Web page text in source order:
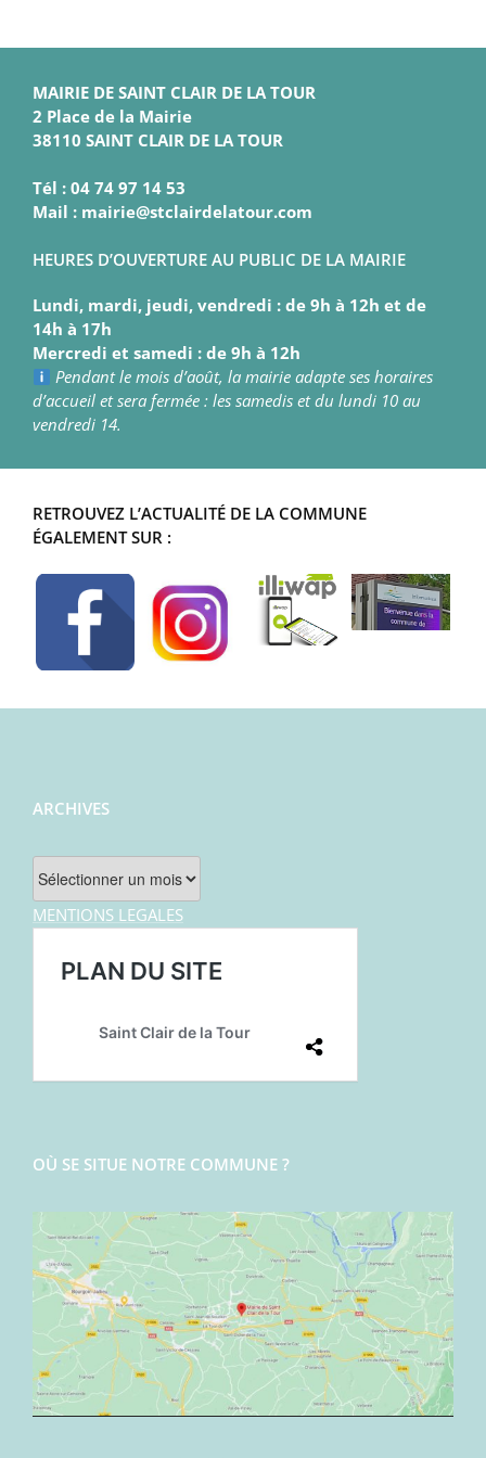
MAIRIE DE SAINT CLAIR DE LA TOUR
2 Place de la Mairie
38110 SAINT CLAIR DE LA TOUR
Tél : 04 74 97 14 53
Mail : mairie@stclairdelatour.com
HEURES D’OUVERTURE AU PUBLIC DE LA MAIRIE
Lundi, mardi, jeudi, vendredi : de 9h à 12h et de
14h à 17h
Mercredi et samedi : de 9h à 12h
Pendant le mois d’août, la mairie adapte ses horaires
d’accueil et sera fermée : les samedis et du lundi 10 au
vendredi 14.
RETROUVEZ L’ACTUALITÉ DE LA COMMUNE
ÉGALEMENT SUR :
ARCHIVES
Archives
MENTIONS LEGALES
OÙ SE SITUE NOTRE COMMUNE ?